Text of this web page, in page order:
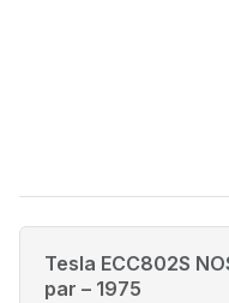
Tesla ECC802S
par – 1975